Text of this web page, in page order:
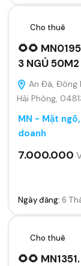
Cho thuê
🌻🌻
3 NGỦ 50M2
An Đà, Đông
Hải Phòng,
MN - Mặt
doanh
7.000.000
Ngày đăng: 6
Cho thuê
🌻🌻